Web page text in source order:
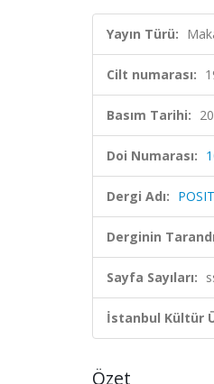
Yayın Türü:
Cilt numarası:
Basım Tarihi:
Doi Numarası:
Dergi Adı:
Derginin
Sayfa Sayıları:
İstanbul Kültür
Özet